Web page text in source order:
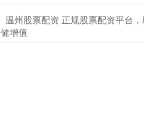
温州股票配资 正规股票配资平台
健增值